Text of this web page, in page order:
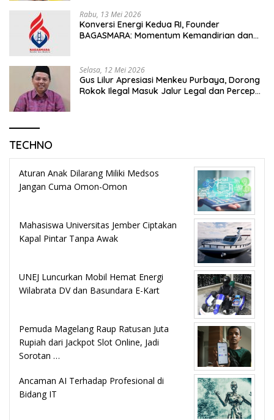
Rabu, 13 Mei 2026
Konversi Energi Kedua RI, Founder
BAGASMARA: Momentum Kemandirian dan
Selasa, 12 Mei 2026
Gus Lilur Apresiasi Menkeu Purbaya, Dorong
Rokok Ilegal Masuk Jalur Legal dan Percepat
TECHNO
Aturan Anak Dilarang Miliki Medsos
Jangan Cuma Omon-Omon
Mahasiswa Universitas Jember Ciptakan
Kapal Pintar Tanpa Awak
UNEJ Luncurkan Mobil Hemat Energi
Wilabrata DV dan Basundara E-Kart
Pemuda Magelang Raup Ratusan Juta
Rupiah dari Jackpot Slot Online, Jadi
Sorotan …
Ancaman AI Terhadap Profesional di
Bidang IT